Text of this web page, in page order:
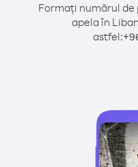
Formați numărul
apela în
astfel:+